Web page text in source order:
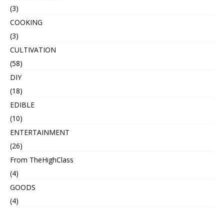
(3)
COOKING
(3)
CULTIVATION
(58)
DIY
(18)
EDIBLE
(10)
ENTERTAINMENT
(26)
From TheHighClass
(4)
GOODS
(4)